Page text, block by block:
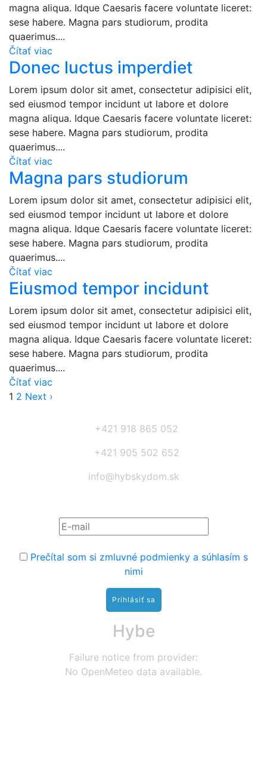
magna aliqua. Idque Caesaris facere voluntate liceret:
sese habere. Magna pars studiorum, prodita
quaerimus....
Čítať viac
Donec luctus imperdiet
Lorem ipsum dolor sit amet, consectetur adipisici elit,
sed eiusmod tempor incidunt ut labore et dolore
magna aliqua. Idque Caesaris facere voluntate liceret:
sese habere. Magna pars studiorum, prodita
quaerimus....
Čítať viac
Magna pars studiorum
Lorem ipsum dolor sit amet, consectetur adipisici elit,
sed eiusmod tempor incidunt ut labore et dolore
magna aliqua. Idque Caesaris facere voluntate liceret:
sese habere. Magna pars studiorum, prodita
quaerimus....
Čítať viac
Eiusmod tempor incidunt
Lorem ipsum dolor sit amet, consectetur adipisici elit,
sed eiusmod tempor incidunt ut labore et dolore
magna aliqua. Idque Caesaris facere voluntate liceret:
sese habere. Magna pars studiorum, prodita
quaerimus....
Čítať viac
1 2 Next ›
+421 918 865 052
+421 905 502 652
info@hybskydom.sk
Prečítal som si zmluvné podmienky a súhlasím s
nimi
Hybe
Failure notice from provider:
No OpenMeteo data available.